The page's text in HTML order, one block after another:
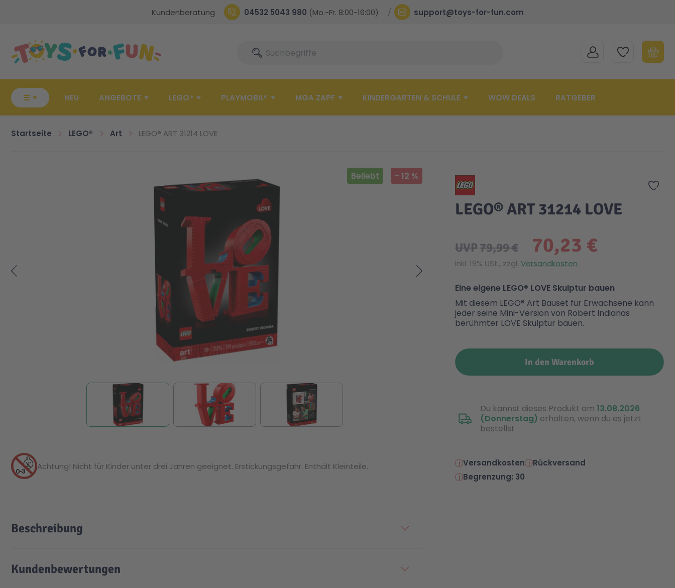
Kundenberatung 04532 5043 980 (Mo.-Fr. 8:00-16:00) support@toys-for-fun.com
SucheSuche MEIN KONTOMEINE WUNSCHLISTE
☰ NEU ANGEBOTE LEGO® PLAYMOBIL® MGA ZAPF KINDERGARTEN & SCHULE WOW DEALS RATGEBER
Startseite LEGO® Art LEGO® ART 31214 LOVE
Beliebt - 12 %
Zur
LEGO® ART 31214 LOVE
70,23 €
UVP79,99 €
Inkl. 19% USt., zzgl. Versandkosten
Eine eigene LEGO® LOVE Skulptur bauen
Mit diesem LEGO® Art Bauset für Erwachsene kann
jeder seine Mini-Version von Robert Indianas
berühmter LOVE Skulptur bauen.
In den Warenkorb
Du kannst dieses Produkt am 13.08.2026
(Donnerstag) erhalten, wenn du es jetzt
bestellst
Versandkosten
Rückversand
Begrenzung: 30
Achtung! Nicht für Kinder unter drei Jahren geeignet. Erstickungsgefahr. Enthält Kleinteile.
Beschreibung
Kundenbewertungen